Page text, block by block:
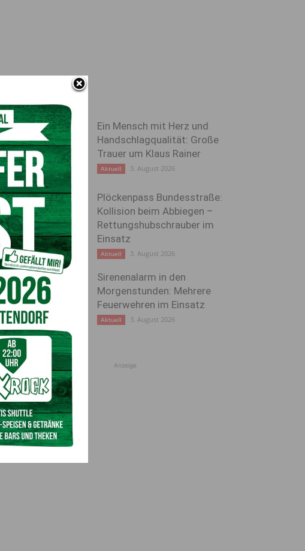
Ein Mensch mit Herz und
Handschlagqualität: Große
Trauer um Klaus Rainer
Aktuell 3. August 2026
Plöckenpass Bundesstraße:
Kollision beim Abbiegen –
Rettungshubschrauber im
Einsatz
Aktuell 3. August 2026
Sirenenalarm in den
Morgenstunden: Mehrere
Feuerwehren im Einsatz
Aktuell 3. August 2026
Anzeige